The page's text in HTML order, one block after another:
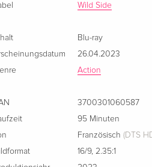
Wild Side
Blu-ray
26.04.2023
Action
3700301060587
95 Minuten
Französisch (DTS
16/9,2.35:1